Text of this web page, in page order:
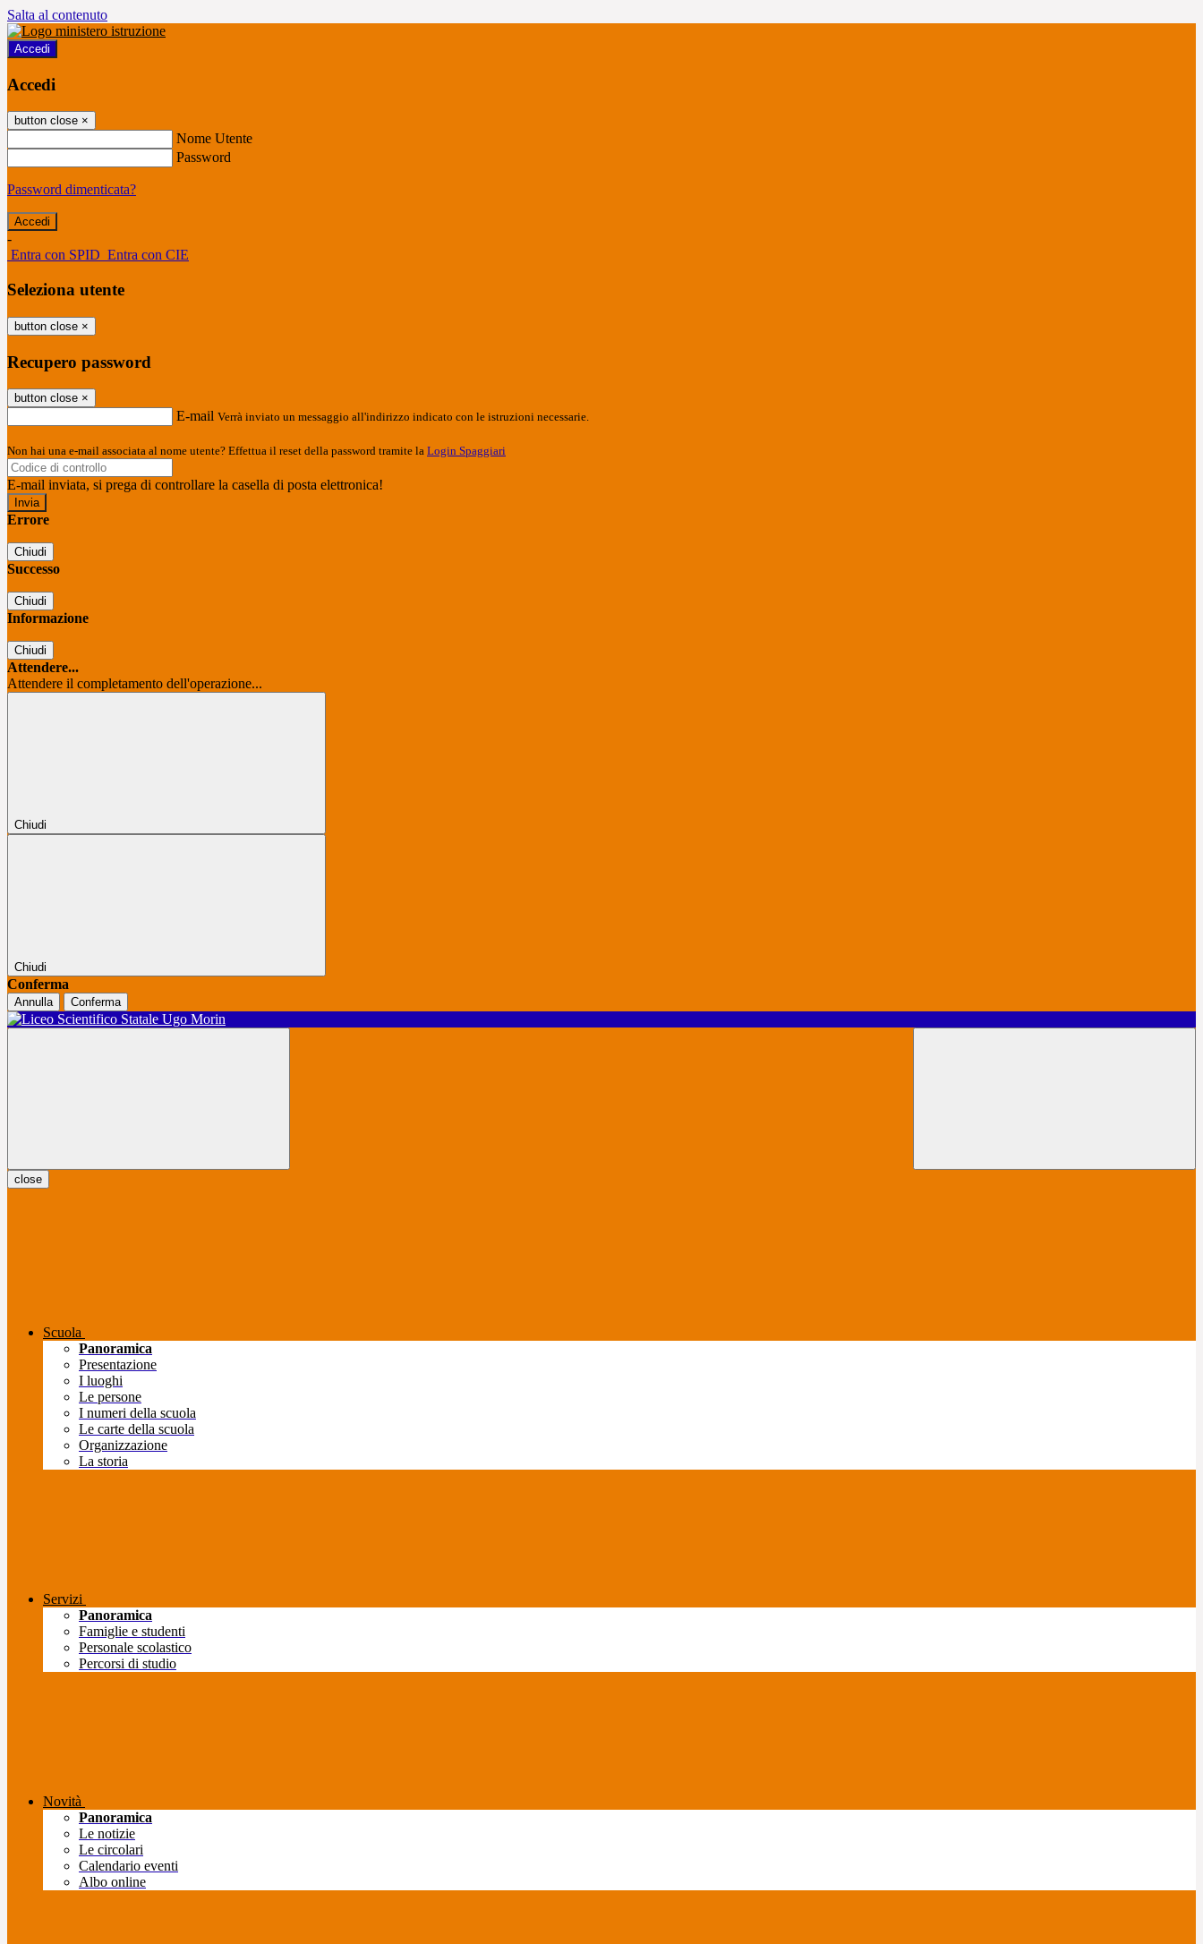
Salta al contenuto
Accedi
Accedi
button close ×
Nome Utente
Password
Password dimenticata?
-
Entra con SPID Entra con CIE
Seleziona utente
button close ×
Recupero password
button close ×
E-mail Verrà inviato un messaggio all'indirizzo indicato con le istruzioni necessarie.
Non hai una e-mail associata al nome utente? Effettua il reset della password tramite la Login Spaggiari
E-mail inviata, si prega di controllare la casella di posta elettronica!
Errore
Chiudi
Successo
Chiudi
Informazione
Chiudi
Attendere...
Attendere il completamento dell'operazione...
Chiudi
Chiudi
Conferma
Annulla Conferma
close
Scuola
Panoramica
Presentazione
I luoghi
Le persone
I numeri della scuola
Le carte della scuola
Organizzazione
La storia
Servizi
Panoramica
Famiglie e studenti
Personale scolastico
Percorsi di studio
Novità
Panoramica
Le notizie
Le circolari
Calendario eventi
Albo online